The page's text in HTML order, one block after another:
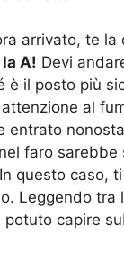
arrivato, te la
A! Devi
è il posto più
al
entrato
faro sarebbe
questo caso,
Leggendo tra
capire